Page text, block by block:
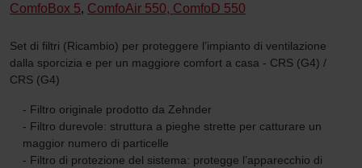
ComfoBox 5, ComfoAir 550, ComfoD 550
Set di filtri (Ricambio) per proteggere l’impianto di ventilazione
dalla sporcizia e per un maggiore comfort a casa - CRS (G4) /
CRS (G4)
- Filtro originale prodotto da Zehnder
- Filtro durevole: struttura a pieghe strette per catturare un
maggior numero di particelle
- Filtro di protezione del sistema: protegge l’apparecchio di